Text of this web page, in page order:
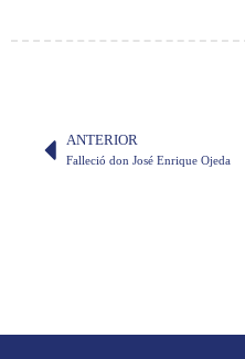
ANTERIOR
Falleció don José Enrique Ojeda